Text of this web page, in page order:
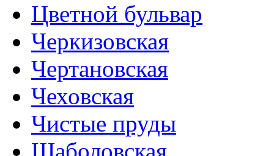
Цветной бульвар
Черкизовская
Чертановская
Чеховская
Чистые пруды